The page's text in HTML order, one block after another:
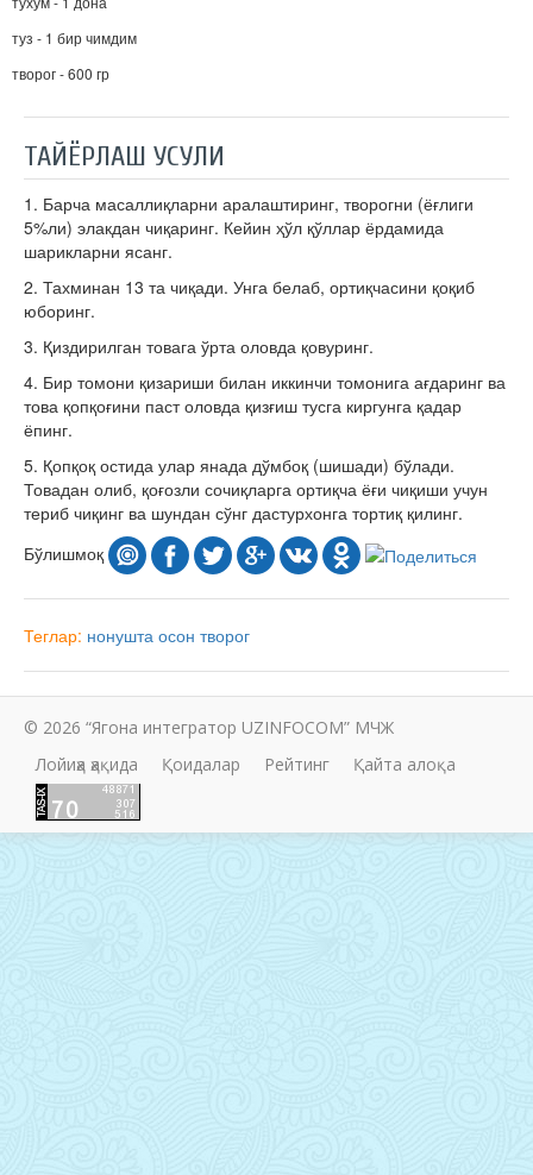
туз - 1 бир чимдим
творог - 600 гр
ТАЙЁРЛАШ УСУЛИ
1. Барча масаллиқларни аралаштиринг, творогни (ёғлиги
5%ли) элакдан чиқаринг. Кейин ҳўл қўллар ёрдамида
шарикларни ясанг.
2. Тахминан 13 та чиқади. Унга белаб, ортиқчасини қоқиб
юборинг.
3. Қиздирилган товага ўрта оловда қовуринг.
4. Бир томони қизариши билан иккинчи томонига ағдаринг ва
това қопқоғини паст оловда қизғиш тусга киргунга қадар
ёпинг.
5. Қопқоқ остида улар янада дўмбоқ (шишади) бўлади.
Товадан олиб, қоғозли сочиқларга ортиқча ёғи чиқиши учун
териб чиқинг ва шундан сўнг дастурхонга тортиқ қилинг.
Бўлишмоқ
Теглар: нонушта осон творог
© 2026 “Ягона интегратор UZINFOCOM” МЧЖ
Лойиҳа ҳақида
Қоидалар Рейтинг Қайта алоқа